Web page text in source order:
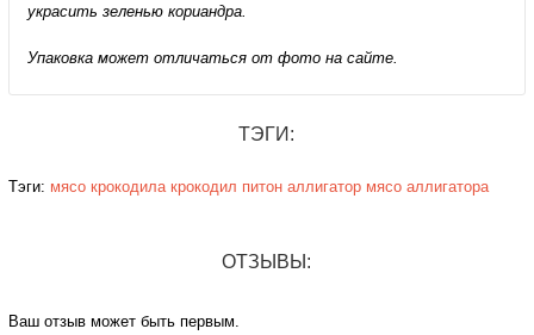
украсить зеленью кориандра.
Упаковка может отличаться от фото на сайте.
ТЭГИ:
Тэги: мясо крокодила крокодил питон аллигатор мясо аллигатора
ОТЗЫВЫ:
Ваш отзыв может быть первым.